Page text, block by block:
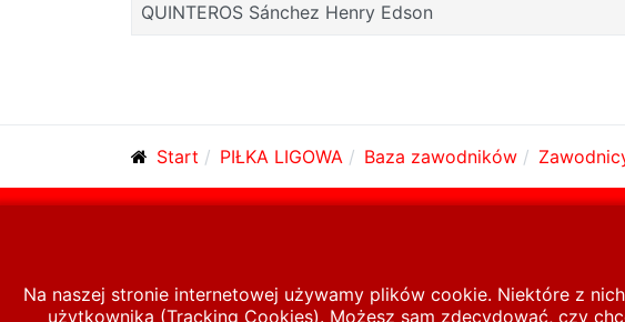
QUINTEROS Sánchez Henry Edson
Start PIŁKA LIGOWA Baza zawodników
Na naszej stronie internetowej używamy plików cookie. Niektóre z
użytkownika (Tracking Cookies). Możesz sam zdecydować, czy